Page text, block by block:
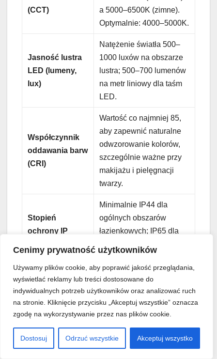
Cenimy prywatność użytkowników
Używamy plików cookie, aby poprawić jakość przeglądania,
wyświetlać reklamy lub treści dostosowane do
indywidualnych potrzeb użytkowników oraz analizować ruch
na stronie. Kliknięcie przycisku „Akceptuj wszystkie” oznacza
zgodę na wykorzystywanie przez nas plików cookie.
Dostosuj Odrzuć wszystkie Akceptuj wszystko
(CCT)
a 5000–6500K (zimne).
Optymalnie: 4000–5000K.
Jasność lustra
LED (lumeny,
lux)
Natężenie światła 500–
1000 luxów na obszarze
lustra; 500–700 lumenów
na metr liniowy dla taśm
LED.
Współczynnik
oddawania barw
(CRI)
Wartość co najmniej 85,
aby zapewnić naturalne
odwzorowanie kolorów,
szczególnie ważne przy
makijażu i pielęgnacji
twarzy.
Stopień
ochrony IP
Minimalnie IP44 dla
ogólnych obszarów
łazienkowych; IP65 dla
wanna).
Żywotność LED
Od 30 000 do 50 000
godzin, co gwarantuje
wiele lat użytkowania.
Dostępność
przełączników